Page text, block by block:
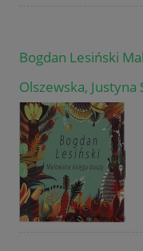
Bogdan Lesiński
Olszewska, Justyna